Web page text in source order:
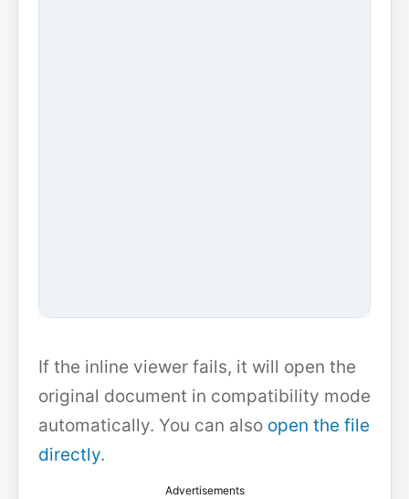
If the inline viewer fails, it will open the
original document in compatibility mode
automatically. You can also open the file
directly.
Advertisements